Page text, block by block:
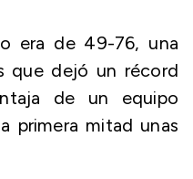
era de 49-76, una
que dejó un récord
de un equipo
primera mitad unas